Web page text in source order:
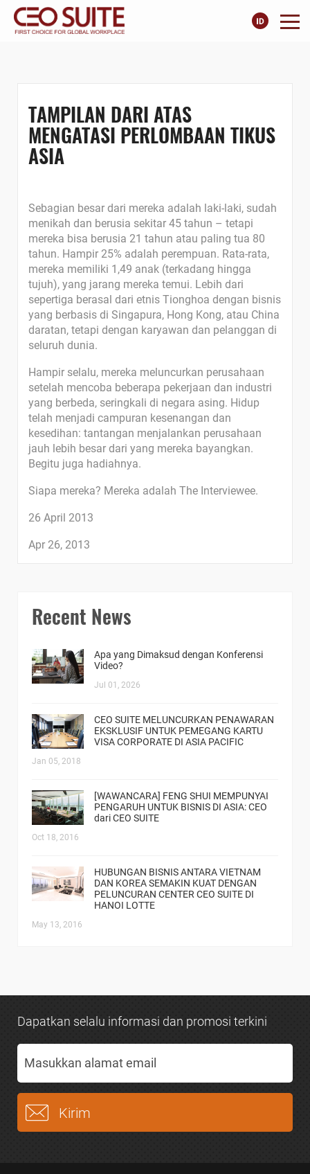
TAMPILAN DARI ATAS
MENGATASI PERLOMBAAN TIKUS
ASIA
Sebagian besar dari mereka adalah laki-laki, sudah
menikah dan berusia sekitar 45 tahun – tetapi
mereka bisa berusia 21 tahun atau paling tua 80
tahun. Hampir 25% adalah perempuan. Rata-rata,
mereka memiliki 1,49 anak (terkadang hingga
tujuh), yang jarang mereka temui. Lebih dari
sepertiga berasal dari etnis Tionghoa dengan bisnis
yang berbasis di Singapura, Hong Kong, atau China
daratan, tetapi dengan karyawan dan pelanggan di
seluruh dunia.
Hampir selalu, mereka meluncurkan perusahaan
setelah mencoba beberapa pekerjaan dan industri
yang berbeda, seringkali di negara asing. Hidup
telah menjadi campuran kesenangan dan
kesedihan: tantangan menjalankan perusahaan
jauh lebih besar dari yang mereka bayangkan.
Begitu juga hadiahnya.
Siapa mereka? Mereka adalah The Interviewee.
26 April 2013
Apr 26, 2013
Recent News
Apa yang Dimaksud dengan Konferensi
Video?
Jul 01, 2026
CEO SUITE MELUNCURKAN PENAWARAN
EKSKLUSIF UNTUK PEMEGANG KARTU
VISA CORPORATE DI ASIA PACIFIC
Jan 05, 2018
[WAWANCARA] FENG SHUI MEMPUNYAI
PENGARUH UNTUK BISNIS DI ASIA: CEO
dari CEO SUITE
Oct 18, 2016
HUBUNGAN BISNIS ANTARA VIETNAM
DAN KOREA SEMAKIN KUAT DENGAN
PELUNCURAN CENTER CEO SUITE DI
HANOI LOTTE
May 13, 2016
Dapatkan selalu informasi dan promosi terkini